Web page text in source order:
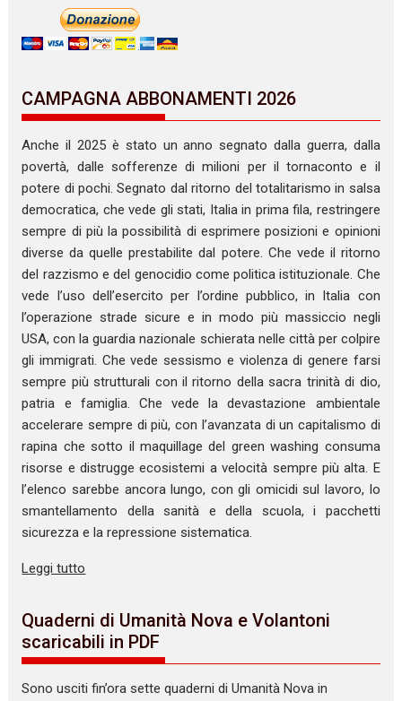
CAMPAGNA ABBONAMENTI 2026
Anche il 2025 è stato un anno segnato dalla guerra, dalla
povertà, dalle sofferenze di milioni per il tornaconto e il
potere di pochi. Segnato dal ritorno del totalitarismo in salsa
democratica, che vede gli stati, Italia in prima fila, restringere
sempre di più la possibilità di esprimere posizioni e opinioni
diverse da quelle prestabilite dal potere. Che vede il ritorno
del razzismo e del genocidio come politica istituzionale. Che
vede l’uso dell’esercito per l’ordine pubblico, in Italia con
l’operazione strade sicure e in modo più massiccio negli
USA, con la guardia nazionale schierata nelle città per colpire
gli immigrati. Che vede sessismo e violenza di genere farsi
sempre più strutturali con il ritorno della sacra trinità di dio,
patria e famiglia. Che vede la devastazione ambientale
accelerare sempre di più, con l’avanzata di un capitalismo di
rapina che sotto il maquillage del green washing consuma
risorse e distrugge ecosistemi a velocità sempre più alta. E
l’elenco sarebbe ancora lungo, con gli omicidi sul lavoro, lo
smantellamento della sanità e della scuola, i pacchetti
sicurezza e la repressione sistematica.
Leggi tutto
Quaderni di Umanità Nova e Volantoni
scaricabili in PDF
Sono usciti fin’ora sette quaderni di Umanità Nova in